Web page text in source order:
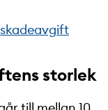
storlek